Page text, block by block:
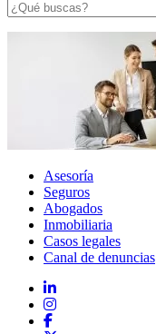
Asesoría
Seguros
Abogados
Inmobiliaria
Casos legales
Canal de denuncias